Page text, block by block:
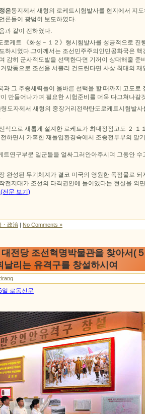
은동지께서 새형의 로케트시험발사를 현지에서 지
론들이 광범히 보도하였다.
과 같이 전하였다.
로케트 《화성－１２》형시험발사를 성공적으로 진
하시였다.그이께서는 조선민주주의인민공화국은 핵
감히 군사적도발을 선택한다면 기꺼이 상대해줄 준
망동으로 조선을 서뿔리 건드린다면 사상 최대의
과 그 추종세력들이 옳바른 선택을 할 때까지 고도로
만들어나가며 필요한 시험준비를 더욱 다그쳐나갈
령도자께서 새형의 중장거리전략탄도로케트시험발사
식으로 새롭게 설계한 로케트가 최대정점고도 ２ １
하면서 가혹한 재돌입환경속에서 조종전투부의 말
트연구부문 일군들을 얼싸그러안아주시며 그동안 수
완성된 무기체계가 결코 미국의 영원한 독점물로 되
전지대가 조선의 타격권안에 들어있다는 현실을 외
(전문 보기)
・政治 | No Comments »
전당 조선혁명박물관을 찾아서(
날리는 유격구를 창설하시여
로동신문